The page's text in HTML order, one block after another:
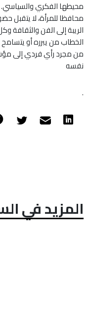
محيطها الفكري
محافظا للمرأة، لا يتقبل
الريبة إلى الفن والثقافة
الخطاب من يبرره أو
من مجرد رأي فردي إلى
نفسه
.
المزيد في